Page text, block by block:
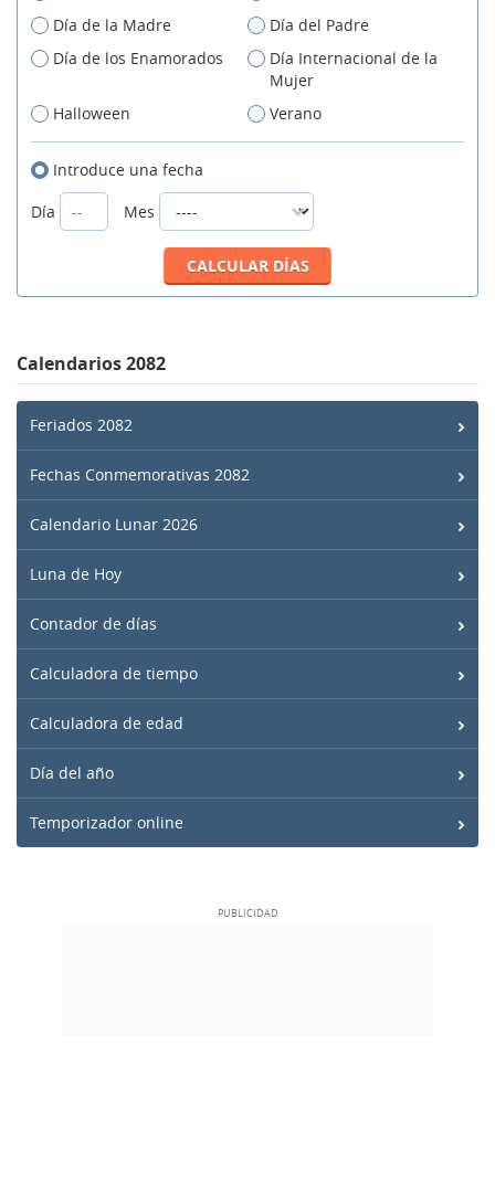
Día de la Madre
Día del Padre
Día de los Enamorados
Día Internacional de la
Mujer
Halloween
Verano
Introduce una fecha
Día
Mes
Calendarios 2082
Feriados 2082
Fechas Conmemorativas 2082
Calendario Lunar 2026
Luna de Hoy
Contador de días
Calculadora de tiempo
Calculadora de edad
Día del año
Temporizador online